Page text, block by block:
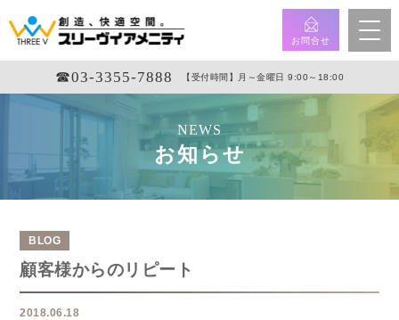
お問合せ
☎︎03-3355-7888 【受付時間】月～金曜日 9:00～18:00
NEWS
お知らせ
BLOG
顧客様からのリピート
2018.06.18